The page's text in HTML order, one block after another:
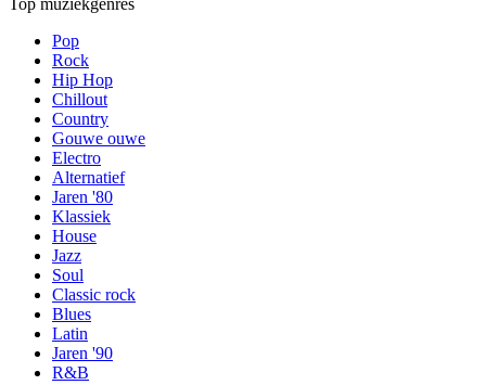
Top muziekgenres
Pop
Rock
Hip Hop
Chillout
Country
Gouwe ouwe
Electro
Alternatief
Jaren '80
Klassiek
House
Jazz
Soul
Classic rock
Blues
Latin
Jaren '90
R&B